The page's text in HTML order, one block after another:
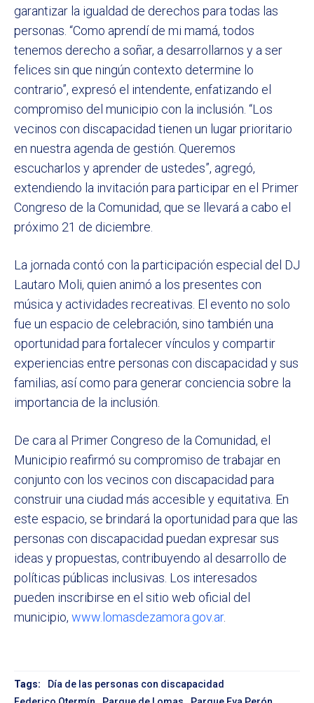
garantizar la igualdad de derechos para todas las
personas. “Como aprendí de mi mamá, todos
tenemos derecho a soñar, a desarrollarnos y a ser
felices sin que ningún contexto determine lo
contrario”, expresó el intendente, enfatizando el
compromiso del municipio con la inclusión. “Los
vecinos con discapacidad tienen un lugar prioritario
en nuestra agenda de gestión. Queremos
escucharlos y aprender de ustedes”, agregó,
extendiendo la invitación para participar en el Primer
Congreso de la Comunidad, que se llevará a cabo el
próximo 21 de diciembre.
La jornada contó con la participación especial del DJ
Lautaro Moli, quien animó a los presentes con
música y actividades recreativas. El evento no solo
fue un espacio de celebración, sino también una
oportunidad para fortalecer vínculos y compartir
experiencias entre personas con discapacidad y sus
familias, así como para generar conciencia sobre la
importancia de la inclusión.
De cara al Primer Congreso de la Comunidad, el
Municipio reafirmó su compromiso de trabajar en
conjunto con los vecinos con discapacidad para
construir una ciudad más accesible y equitativa. En
este espacio, se brindará la oportunidad para que las
personas con discapacidad puedan expresar sus
ideas y propuestas, contribuyendo al desarrollo de
políticas públicas inclusivas. Los interesados
pueden inscribirse en el sitio web oficial del
municipio, www.lomasdezamora.gov.ar.
Tags:
Día de las personas con discapacidad